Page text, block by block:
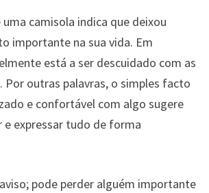
camisola indica que deixou
importante na sua vida. Em
está a ser descuidado com as
Por outras palavras, o simples facto
e confortável com algo sugere
e expressar tudo de forma
pode perder alguém importante